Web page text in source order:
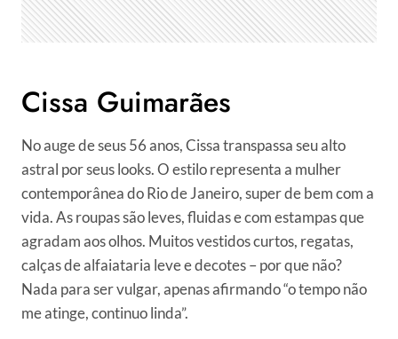
Cissa Guimarães
No auge de seus 56 anos, Cissa transpassa seu alto
astral por seus looks. O estilo representa a mulher
contemporânea do Rio de Janeiro, super de bem com a
vida. As roupas são leves, fluidas e com estampas que
agradam aos olhos. Muitos vestidos curtos, regatas,
calças de alfaiataria leve e decotes – por que não?
Nada para ser vulgar, apenas afirmando “o tempo não
me atinge, continuo linda”.